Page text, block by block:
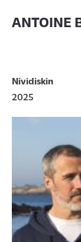
ANTOINE
Nividiskin
2025